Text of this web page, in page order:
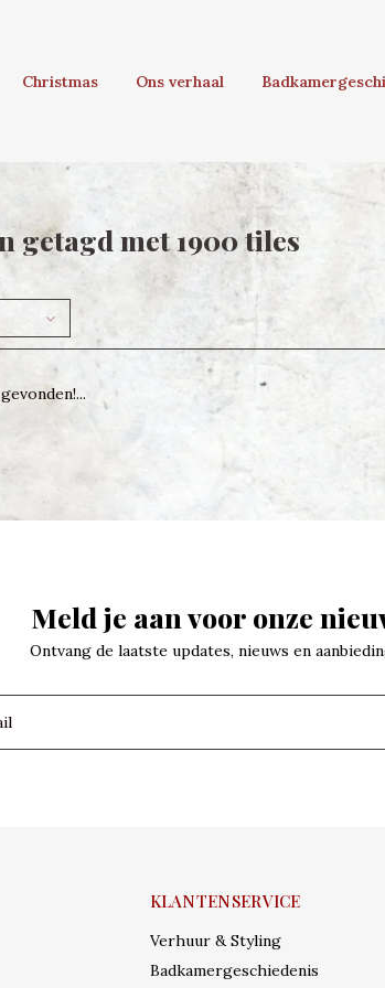
Christmas Ons verhaal
getagd met 1900 tiles
Meld je aan voor onze
Ontvang de laatste updates, nieuws en
KLANTENSERVICE
Verhuur & Styling
Badkamergeschiedenis